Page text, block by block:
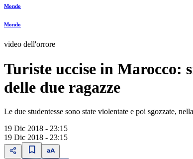
Mondo
Mondo
video dell'orrore
Turiste uccise in Marocco:
delle due ragazze
Le due studentesse sono state violentate e poi sgozzate,
19 Dic 2018 - 23:15
19 Dic 2018 - 23:15